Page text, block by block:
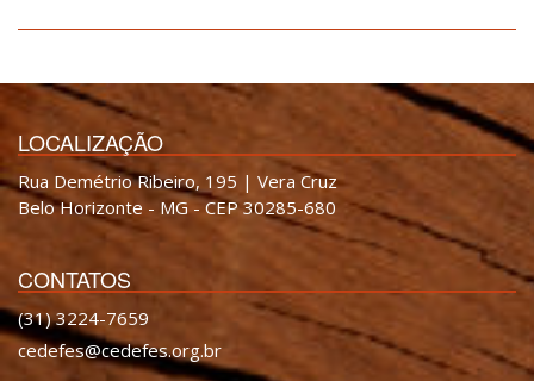
LOCALIZAÇÃO
Rua Demétrio Ribeiro, 195 | Vera Cruz
Belo Horizonte - MG - CEP 30285-680
CONTATOS
(31) 3224-7659
cedefes@cedefes.org.br